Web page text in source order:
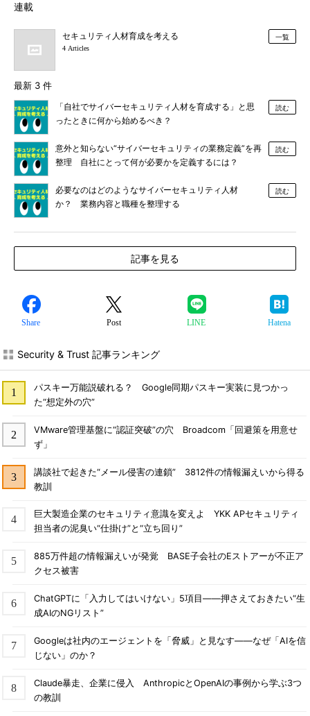
連載
セキュリティ人材育成を考える
4 Articles
一覧
最新 3 件
「自社でサイバーセキュリティ人材を育成する」と思
ったときに何から始めるべき？
読む
意外と知らない“サイバーセキュリティの業務定義”を再
整理 自社にとって何が必要かを定義するには？
読む
必要なのはどのようなサイバーセキュリティ人材
か？ 業務内容と職種を整理する
読む
記事を見る
Share Post LINE Hatena
Security & Trust 記事ランキング
パスキー万能説破れる？ Google同期パスキー実装に見つかっ
た“想定外の穴”
VMware管理基盤に“認証突破”の穴 Broadcom「回避策を用意せ
ず」
講談社で起きた“メール侵害の連鎖” 3812件の情報漏えいから得る
教訓
巨大製造企業のセキュリティ意識を変えよ YKK APセキュリティ
担当者の泥臭い“仕掛け”と“立ち回り”
885万件超の情報漏えいが発覚 BASE子会社のEストアーが不正ア
クセス被害
ChatGPTに「入力してはいけない」5項目――押さえておきたい“生
成AIのNGリスト”
Googleは社内のエージェントを「脅威」と見なす――なぜ「AIを信
じない」のか？
Claude暴走、企業に侵入 AnthropicとOpenAIの事例から学ぶ3つ
の教訓